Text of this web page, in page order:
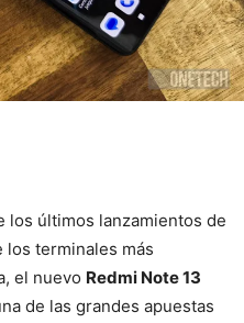
los últimos lanzamientos de
los terminales más
el nuevo Redmi Note 13
de las grandes apuestas